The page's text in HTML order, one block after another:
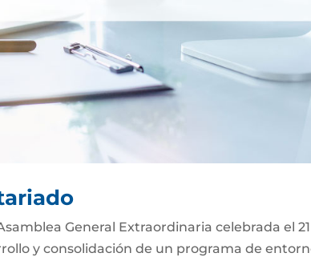
General Extraordinaria celebrada el
y consolidación de un programa de